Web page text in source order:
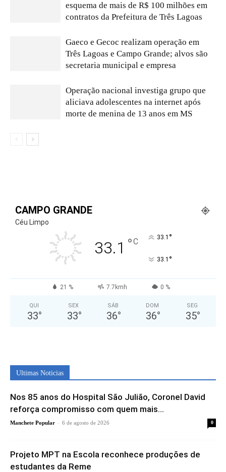
esquema de mais de R$ 100 milhões em
contratos da Prefeitura de Três Lagoas
Gaeco e Gecoc realizam operação em
Três Lagoas e Campo Grande; alvos são
secretaria municipal e empresa
Operação nacional investiga grupo que
aliciava adolescentes na internet após
morte de menina de 13 anos em MS
CAMPO GRANDE
Céu Limpo
33.1 °C 33.1 °
33.1 °
21 % 7.7kmh 0 %
QUI
33°
SEX
33°
SÁB
36°
DOM
36°
SEG
35°
Ultimas Noticias
Nos 85 anos do Hospital São Julião, Coronel David
reforça compromisso com quem mais...
Manchete Popular - 6 de agosto de 2026 0
Projeto MPT na Escola reconhece produções de
estudantes da Reme